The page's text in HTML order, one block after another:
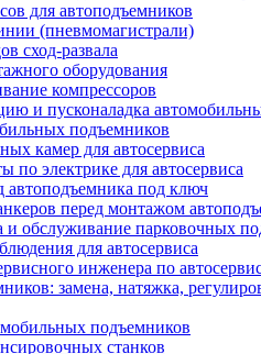
для автоподъемников
(пневмомагистрали)
сход-развала
оборудования
компрессоров
и пусконаладка
подъемников
камер для автосервиса
по электрике для автосервиса
автоподъемника под ключ
перед монтажом
и обслуживание парковочных
для автосервиса
инженера по
замена, натяжка,
подъемников
станков